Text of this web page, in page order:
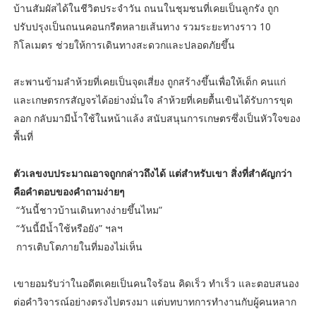
บ้านสัมผัสได้ในชีวิตประจำวัน ถนนในชุมชนที่เคยเป็นลูกรัง ถูก
ปรับปรุงเป็นถนนคอนกรีตหลายเส้นทาง รวมระยะทางราว 10
กิโลเมตร ช่วยให้การเดินทางสะดวกและปลอดภัยขึ้น
สะพานข้ามลำห้วยที่เคยเป็นจุดเสี่ยง ถูกสร้างขึ้นเพื่อให้เด็ก คนแก่
และเกษตรกรสัญจรได้อย่างมั่นใจ ลำห้วยที่เคยตื้นเขินได้รับการขุด
ลอก กลับมามีน้ำใช้ในหน้าแล้ง สนับสนุนการเกษตรซึ่งเป็นหัวใจของ
พื้นที่
ตัวเลขงบประมาณอาจถูกกล่าวถึงได้ แต่สำหรับเขา สิ่งที่สำคัญกว่า
คือคำตอบของคำถามง่ายๆ
“วันนี้ชาวบ้านเดินทางง่ายขึ้นไหม”
“วันนี้มีน้ำใช้หรือยัง” ฯลฯ
การเติบโตภายในที่มองไม่เห็น
เขายอมรับว่าในอดีตเคยเป็นคนใจร้อน คิดเร็ว ทำเร็ว และตอบสนอง
ต่อคำวิจารณ์อย่างตรงไปตรงมา แต่บทบาทการทำงานกับผู้คนหลาก